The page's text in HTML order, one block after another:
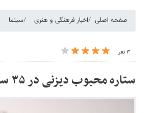
صفحه اصلی اخبار فرهنگی و هنری سینما
۳ نفر
ستاره محبوب دیزنی در ۳۵ سالگی بی‌خانمان از دنیا رفت